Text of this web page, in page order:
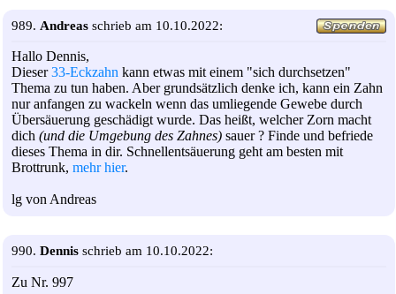
989. Andreas schrieb am 10.10.2022:
Hallo Dennis,
Dieser33-Eckzahn kann etwas mit einem "sich durchsetzen"
Thema zu tun haben. Aber grundsätzlich denke ich, kann ein Zahn
nur anfangen zu wackeln wenn das umliegende Gewebe durch
Übersäuerung geschädigt wurde. Das heißt, welcher Zorn macht
dich (und die Umgebung des Zahnes) sauer ? Finde und befriede
dieses Thema in dir. Schnellentsäuerung geht am besten mit
Brottrunk, mehr hier.
lg von Andreas
990. Dennis schrieb am 10.10.2022:
Zu Nr. 997